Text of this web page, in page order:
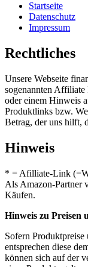
Startseite
Datenschutz
Impressum
Rechtliches
Unsere Webseite
sogenannten
oder einem Hinweis
Produktlinks bzw.
Betrag, der uns hilft,
Hinweis
* = Afilliate-Link
Als Amazon-Partner
Käufen.
Hinweis zu Preisen
Sofern
entsprechen diese
können sich auf der